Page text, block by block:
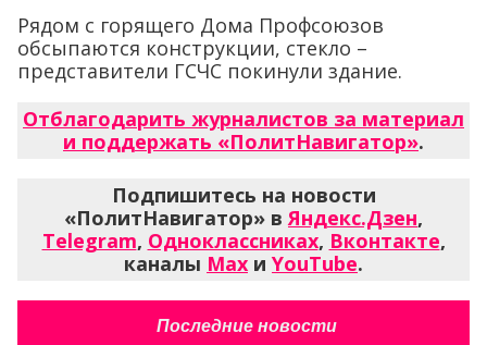
Рядом с горящего Дома Профсоюзов
обсыпаются конструкции, стекло –
представители ГСЧС покинули здание.
Отблагодарить журналистов за материал
и поддержать «ПолитНавигатор».
Подпишитесь на новости
«ПолитНавигатор» вЯндекс.Дзен,
Telegram, Одноклассниках, Вконтакте,
каналы Max и YouTube.
Последние новости